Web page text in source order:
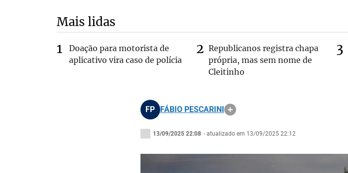
Mais lidas
Doação para motorista de
aplicativo vira caso de polícia
Republicanos registra chapa
própria, mas sem nome de
Cleitinho
FP FÁBIO PESCARINI
13/09/2025 22:08 - atualizado em 13/09/2025 22:12